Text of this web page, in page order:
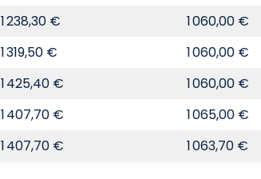
1 238,30 €
1 060,00 €
1 319,50 €
1 060,00 €
1 425,40 €
1 060,00 €
1 407,70 €
1 065,00 €
1 407,70 € 1 063,70 €